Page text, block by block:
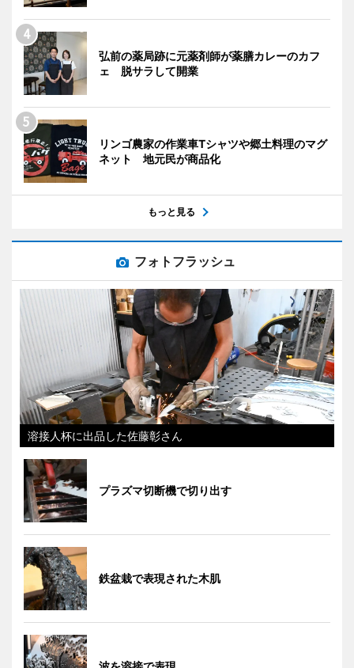
弘前の薬局跡に元薬剤師が薬膳カレーのカフ
ェ 脱サラして開業
リンゴ農家の作業車Tシャツや郷土料理のマグ
ネット 地元民が商品化
もっと見る
フォトフラッシュ
溶接人杯に出品した佐藤彰さん
プラズマ切断機で切り出す
鉄盆栽で表現された木肌